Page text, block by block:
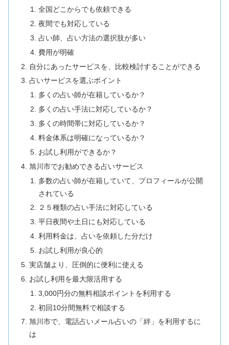
全国どこからでも依頼できる
夜間でも対応している
占い師、占い方法の選択肢が多い
費用が明確
自分にあったサービスを、比較検討することができる
占いサービスを選ぶポイント
多くの占い師が在籍しているか？
多くの占い手法に対応しているか？
多くの時間帯に対応しているか？
料金体系は明確になっているか？
お試し利用ができるか？
旭川市でお勧めできる占いサービス
多数の占い師が在籍していて、プロフィールが公開
されている
２５種類の占い手法に対応している
平日夜間や土日にも対応している
利用料金は、占いを依頼した分だけ
お試し利用が良心的
実店舗より、圧倒的に便利に使える
お試し利用を最大限活用する
3,000円分の無料相談ポイントを利用する
初回10分間無料で相談する
旭川市で、電話占いメール占いの「絆」を利用するに
は